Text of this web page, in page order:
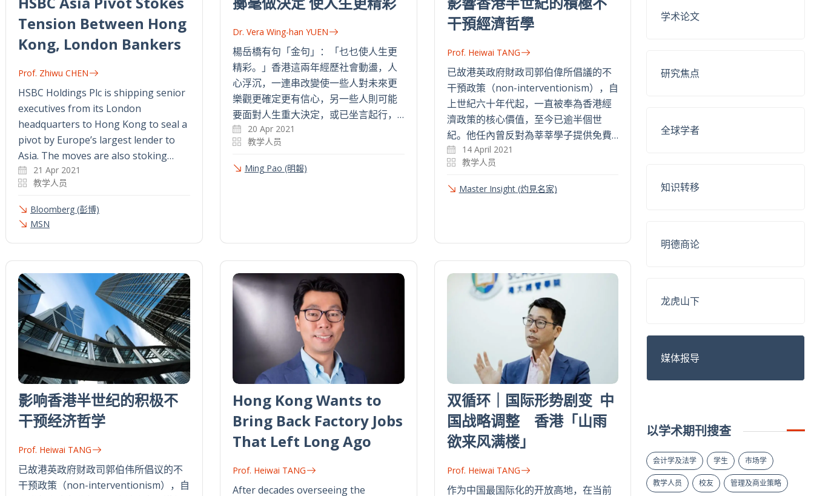
Tension Between Hong
Kong, London Bankers
Prof. Zhiwu CHEN
HSBC Holdings Plc is shipping senior
executives from its London
headquarters to Hong Kong to seal a
pivot by Europe’s largest lender to
Asia. The moves are also stoking…
21 Apr 2021
教学人员
Bloomberg (彭博)
MSN
Dr. Vera Wing-han YUEN
楊岳橋有句「金句」：「乜乜使人生更
精彩。」香港這兩年經歷社會動盪，人
心浮沉，一連串改變使一些人對未來更
樂觀更確定更有信心，另一些人則可能
要面對人生重大決定，或已坐言起行，…
20 Apr 2021
教学人员
Ming Pao (明報)
干預經濟哲學
Prof. Heiwai TANG
已故港英政府財政司郭伯偉所倡議的不
干預政策（non-interventionism），自
上世紀六十年代起，一直被奉為香港經
濟政策的核心價值，至今已逾半個世
紀。他任內曾反對為莘莘學子提供免費…
14 April 2021
教学人员
Master Insight (灼見名家)
影响香港半世纪的积极不
干预经济哲学
Prof. Heiwai TANG
已故港英政府财政司郭伯伟所倡议的不
干预政策（non-interventionism），自
Hong Kong Wants to
Bring Back Factory Jobs
That Left Long Ago
Prof. Heiwai TANG
After decades overseeing the
双循环｜国际形势剧变 中
国战略调整 香港「山雨
欲来风满楼」
Prof. Heiwai TANG
作为中国最国际化的开放高地，在当前
学术论文
研究焦点
全球学者
知识转移
明德商论
龙虎山下
媒体报导
以学术期刊搜查
会计学及法学 学生 市场学
教学人员 校友 管理及商业策略